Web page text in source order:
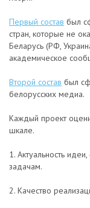
Первый состав был
стран, которые не
Беларусь (РФ,
академическое
Второй состав был
белорусских медиа.
Каждый проект
шкале.
1. Актуальность
задачам.
2. Качество